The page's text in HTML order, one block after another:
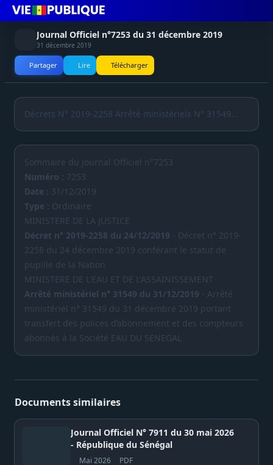
Journal Officiel n°7253 du 31 décembre 2019
31 décembre 2019
Partager Lire Télécharger
Décrets N° 2019-2258 Arrêté ministériels N° 31549...
Sommaire du Journal Officiel n°7253
Numéro : 7253
Date : 31/12/2019
Type : Ordinaire
MINISTERE DE LA JUSTICE
Décret n° 2019-2258 du 24/12/2019 - Décret n° 2019-
2258 du 24 décembre 2019 conférant le statut de
pupille de la Nation
MINISTERE DE L'EAU ET DE L'ASSAINISSEMENT
Arrêté ministériel n° 31549 du 31/12/2019 - Arrêté
ministériel n° 31549 du 31 décembre 2019 portant
transfert des polices d’abonnement et des compteurs
abonnés à la Société EAU DU SENEGAL
Documents similaires
Journal Officiel N° 7911 du 30 mai 2026
- République du Sénégal
Mai 2026 PDF